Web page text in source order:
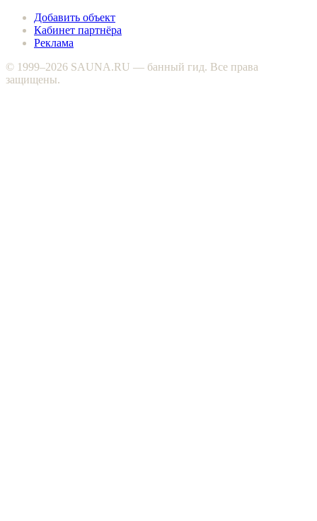
Добавить объект
Кабинет партнёра
Реклама
© 1999–2026 SAUNA.RU — банный гид. Все права
защищены.